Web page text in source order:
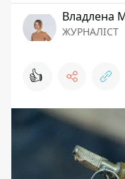
Владлена
ЖУРНАЛІСТ
👍